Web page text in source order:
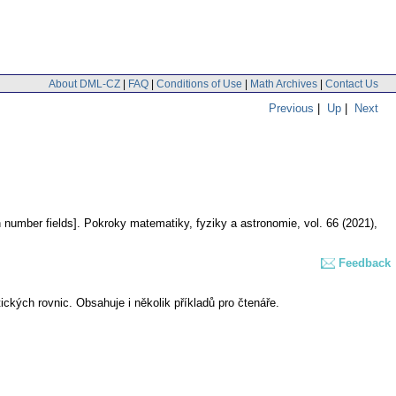
About DML-CZ | FAQ | Conditions of Use | Math Archives | Contact Us
Previous | Up | Next
number fields]. Pokroky matematiky, fyziky a astronomie, vol. 66 (2021),
Feedback
rovnic. Obsahuje i několik příkladů pro čtenáře.